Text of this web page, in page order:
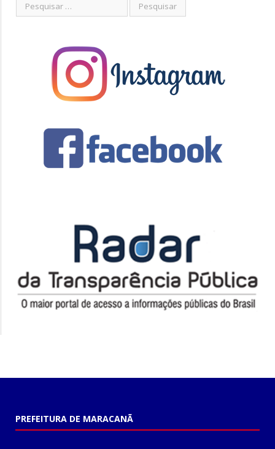
PREFEITURA DE MARACANÃ